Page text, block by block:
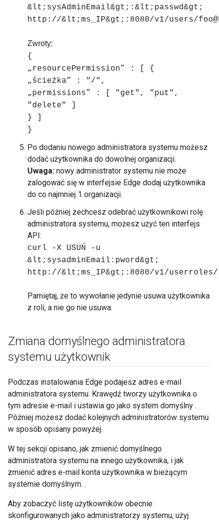
&lt;sysAdminEmail&gt;:&lt;passwd&gt;
http://&lt;ms_IP&gt;:8080/v1/users/
Zwroty:
{
„resourcePermission” : [ {
„ścieżka” : "/",
„permissions” : [ "get", "put",
"delete" ]
} ]
}
Po dodaniu nowego administratora systemu możesz
dodać użytkownika do dowolnej organizacji.
Uwaga: nowy administrator systemu nie może
zalogować się w interfejsie Edge dodaj użytkownika
do co najmniej 1 organizacji.
Jeśli później zechcesz odebrać użytkownikowi rolę
administratora systemu, możesz użyć ten interfejs
API:
curl -X USUŃ -u
&lt;sysadminEmail:pword&gt;
http://&lt;ms_IP&gt;:8080/v1/userroles/
Pamiętaj, że to wywołanie jedynie usuwa użytkownika
z roli, a nie go nie usuwa.
Zmiana domyślnego administratora
systemu użytkownik
Podczas instalowania Edge podajesz adres e-mail
administratora systemu. Krawędź tworzy użytkownika o
tym adresie e-mail i ustawia go jako system domyślny .
Później możesz dodać kolejnych administratorów systemu
w sposób opisany powyżej.
W tej sekcji opisano, jak zmienić domyślnego
administratora systemu na innego użytkownika, i jak
zmienić adres e-mail konta użytkownika w bieżącym
systemie domyślnym. .
Aby zobaczyć listę użytkowników obecnie
skonfigurowanych jako administratorzy systemu, użyj